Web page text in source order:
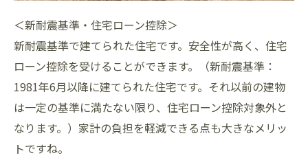
＜新耐震基準・住宅ローン控除＞
新耐震基準で建てられた住宅です。安全性が高く、住宅
ローン控除を受けることができます。（新耐震基準：
1981年6月以降に建てられた住宅です。それ以前の建物
は一定の基準に満たない限り、住宅ローン控除対象外と
なります。）家計の負担を軽減できる点も大きなメリッ
トですね。